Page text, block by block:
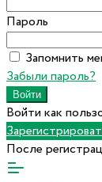
Пароль
Запомнить
Забыли пароль?
Войти как
После